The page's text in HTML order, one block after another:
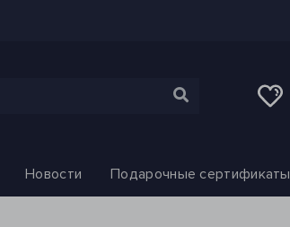
Новости Подарочные сертификаты